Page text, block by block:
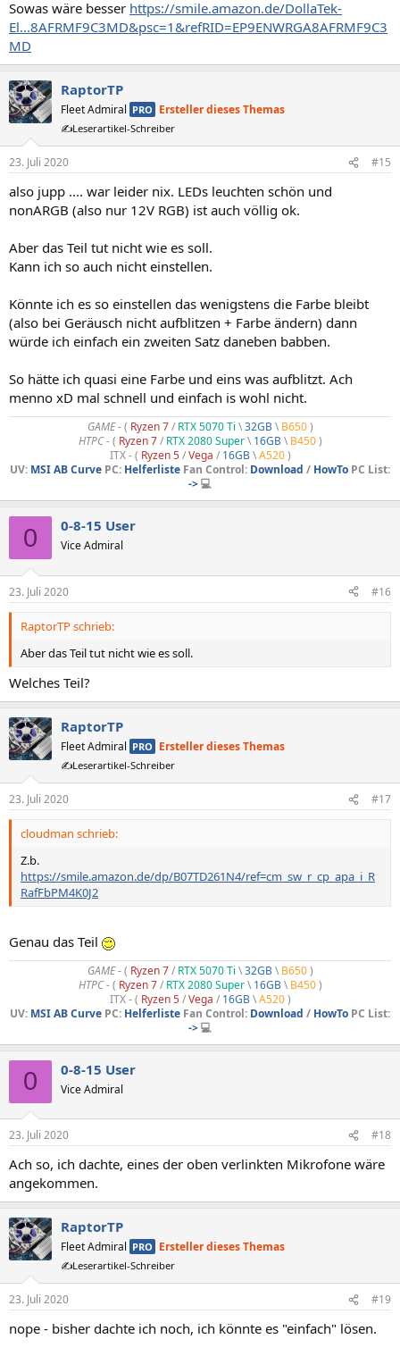
Sowas wäre besser https://smile.amazon.de/DollaTek-
El...8AFRMF9C3MD&psc=1&refRID=EP9ENWRGA8AFRMF9C3
MD
RaptorTP
Fleet Admiral PRO Ersteller dieses Themas
✍️Leserartikel-Schreiber
23. Juli 2020 #15
also jupp .... war leider nix. LEDs leuchten schön und
nonARGB (also nur 12V RGB) ist auch völlig ok.
Aber das Teil tut nicht wie es soll.
Kann ich so auch nicht einstellen.
Könnte ich es so einstellen das wenigstens die Farbe bleibt
(also bei Geräusch nicht aufblitzen + Farbe ändern) dann
würde ich einfach ein zweiten Satz daneben babben.
So hätte ich quasi eine Farbe und eins was aufblitzt. Ach
menno xD mal schnell und einfach is wohl nicht.
GAME- ( Ryzen 7/ RTX 5070 Ti \32GB\ B650)
HTPC -( Ryzen 7/ RTX 2080 Super\ 16GB\ B450)
ITX - ( Ryzen 5/Vega / 16GB\A520)
UV: MSI AB Curve PC: Helferliste Fan Control: Download / HowTo PC List:
->💻
0 0-8-15 User
Vice Admiral
23. Juli 2020 #16
RaptorTP schrieb:
Aber das Teil tut nicht wie es soll.
Welches Teil?
RaptorTP
Fleet Admiral PRO Ersteller dieses Themas
✍️Leserartikel-Schreiber
23. Juli 2020 #17
cloudman schrieb:
Z.b.
https://smile.amazon.de/dp/B07TD261N4/ref=cm_sw_r_cp_apa_i_R
RafFbPM4K0J2
Genau das Teil
GAME- ( Ryzen 7/ RTX 5070 Ti \32GB\ B650)
HTPC -( Ryzen 7/ RTX 2080 Super\ 16GB\ B450)
ITX - ( Ryzen 5/Vega / 16GB\A520)
UV: MSI AB Curve PC: Helferliste Fan Control: Download / HowTo PC List:
->💻
0 0-8-15 User
Vice Admiral
23. Juli 2020 #18
Ach so, ich dachte, eines der oben verlinkten Mikrofone wäre
angekommen.
RaptorTP
Fleet Admiral PRO Ersteller dieses Themas
✍️Leserartikel-Schreiber
23. Juli 2020 #19
nope - bisher dachte ich noch, ich könnte es "einfach" lösen.